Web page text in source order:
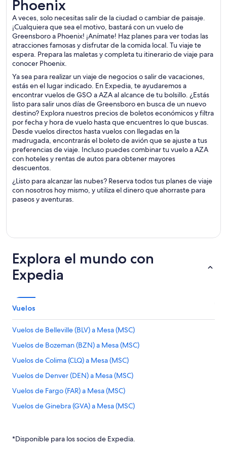
Phoenix
A veces, solo necesitas salir de la ciudad o cambiar de paisaje.
¡Cualquiera que sea el motivo, bastará con un vuelo de
Greensboro a Phoenix! ¡Anímate! Haz planes para ver todas las
atracciones famosas y disfrutar de la comida local. Tu viaje te
espera. Prepara las maletas y completa tu itinerario de viaje para
conocer Phoenix.
Ya sea para realizar un viaje de negocios o salir de vacaciones,
estás en el lugar indicado. En Expedia, te ayudaremos a
encontrar vuelos de GSO a AZA al alcance de tu bolsillo. ¿Estás
listo para salir unos días de Greensboro en busca de un nuevo
destino? Explora nuestros precios de boletos económicos y filtra
por fecha y hora de vuelo hasta que encuentres lo que buscas.
Desde vuelos directos hasta vuelos con llegadas en la
madrugada, encontrarás el boleto de avión que se ajuste a tus
preferencias de viaje. Incluso puedes combinar tu vuelo a AZA
con hoteles y rentas de autos para obtener mayores
descuentos.
¿Listo para alcanzar las nubes? Reserva todos tus planes de viaje
con nosotros hoy mismo, y utiliza el dinero que ahorraste para
paseos y aventuras.
Explora el mundo con
Expedia
Vuelos
Vuelos de Belleville (BLV) a Mesa (MSC)
Vuelos de Bozeman (BZN) a Mesa (MSC)
Vuelos de Colima (CLQ) a Mesa (MSC)
Vuelos de Denver (DEN) a Mesa (MSC)
Vuelos de Fargo (FAR) a Mesa (MSC)
Vuelos de Ginebra (GVA) a Mesa (MSC)
Vuelos de Omaha (OMA) a Mesa (MSC)
*Disponible para los socios de Expedia.